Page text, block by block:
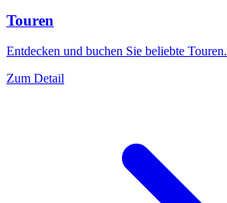
Touren
Entdecken und buchen Sie beliebte Touren.
Zum Detail